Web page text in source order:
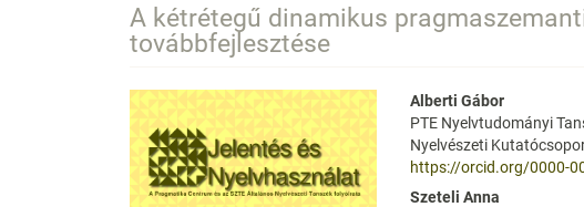
A kétrétegű dinamikus
továbbfejlesztése
Sidebar
Main
Article
Content
Alberti Gábor
PTE Nyelvtudományi
Nyelvészeti
https://orcid.org/0000-
Szeteli Anna